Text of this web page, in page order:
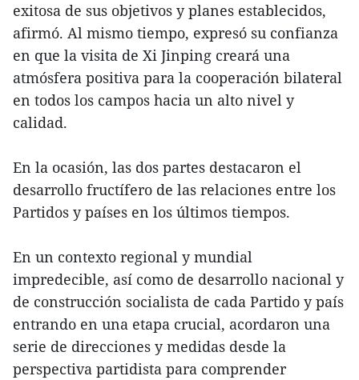
exitosa de sus objetivos y planes establecidos,
afirmó. Al mismo tiempo, expresó su confianza
en que la visita de Xi Jinping creará una
atmósfera positiva para la cooperación bilateral
en todos los campos hacia un alto nivel y
calidad.
En la ocasión, las dos partes destacaron el
desarrollo fructífero de las relaciones entre los
Partidos y países en los últimos tiempos.
En un contexto regional y mundial
impredecible, así como de desarrollo nacional y
de construcción socialista de cada Partido y país
entrando en una etapa crucial, acordaron una
serie de direcciones y medidas desde la
perspectiva partidista para comprender